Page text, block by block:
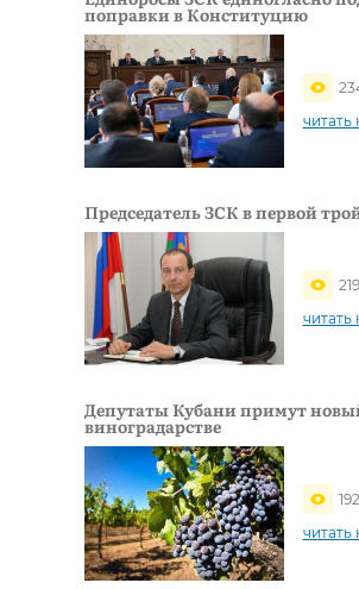
поправки в Конституцию
читать
Председатель ЗСК в первой
читать
Депутаты Кубани примут
виноградарстве
читать